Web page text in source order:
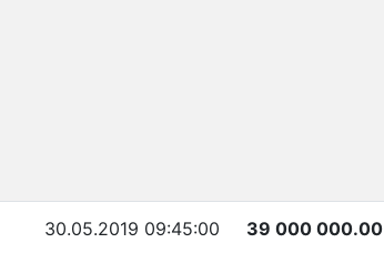
30.05.2019 09:45:00 39 000 000.00